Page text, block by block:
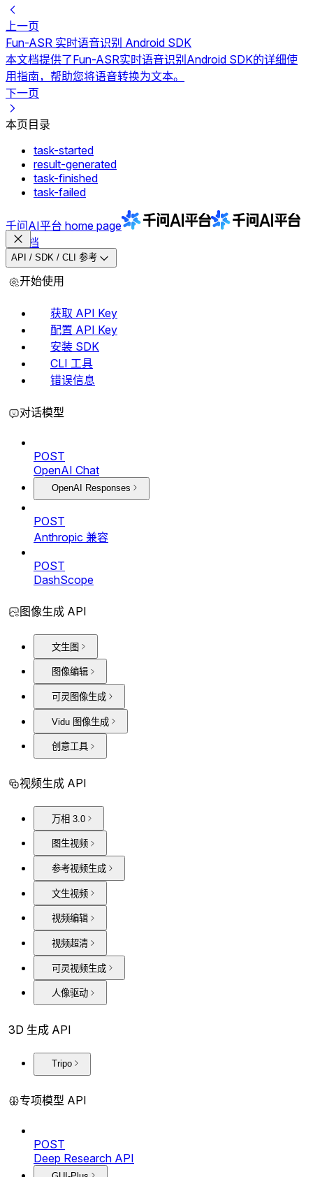
上一页
Fun-ASR 实时语音识别 Android SDK
本文档提供了Fun-ASR实时语音识别Android SDK的详细使
用指南，帮助您将语音转换为文本。
下一页
本页目录
task-started
result-generated
task-finished
task-failed
千问AI平台 home page
文档
API / SDK / CLI 参考
开始使用
获取 API Key
配置 API Key
安装 SDK
CLI 工具
错误信息
对话模型
POST
OpenAI Chat
OpenAI Responses
POST
Anthropic 兼容
POST
DashScope
图像生成 API
文生图
图像编辑
可灵图像生成
Vidu 图像生成
创意工具
视频生成 API
万相 3.0
图生视频
参考视频生成
文生视频
视频编辑
视频超清
可灵视频生成
人像驱动
3D 生成 API
Tripo
专项模型 API
POST
Deep Research API